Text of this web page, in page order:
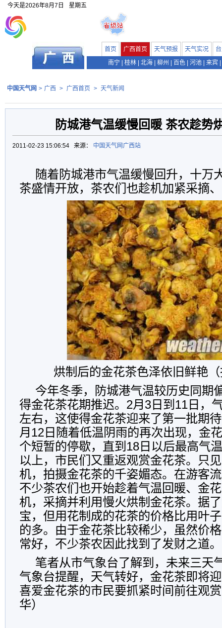
今天是2026年8月7日 星期五
首页 广西首页 天气预报 天气实况
南宁
桂林 北海 柳州 百色 河池 来宾
中国天气网 > 广西 > 广西首页 > 天气新闻
防城港气温缓慢回暖 茶农趁势
2011-02-23 15:06:54 来源： 中国天气网广西站
随着防城港市气温缓慢回升，十万
茶盛情开放，茶农们也趁机加紧采摘
烘制后的金花茶色泽依旧鲜艳
今年冬季，防城港气温较历史同期
得金花茶花期推迟。2月3日到11日，
左右，这使得金花茶迎来了第一批期
月12日随着低温阴雨的再次出现，金
个短暂的停歇，直到18日以后最高气
以上，市民们又重返观赏金花茶。只
机，拍摄金花茶的千姿媚态。在游客
不少茶农们也开始趁着气温回暖、金
机，采摘并利用慢火烘制金花茶。据
宝，但用花制成的花茶的价格比用叶
的多。由于金花茶比较稀少，虽然价
常好，不少茶农因此找到了发财之道。
笔者从市气象台了解到，未来三天
气象台提醒，天气转好，金花茶即将
喜爱金花茶的市民要抓紧时间前往观
华）